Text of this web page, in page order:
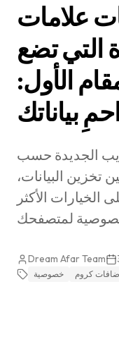
علامات
التي تضع
الأول:
بياناتك
الجديدة حسب
البيانات،
الخيارات الأكثر
Dream Afar Team
خصوصية كروم